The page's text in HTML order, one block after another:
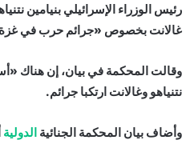
رئيس الوزراء الإسرائيلي بنيامين
غالانت بخصوص «جرائم حرب في
وقالت المحكمة في بيان، إن هناك
نتنياهو وغالانت ارتكبا جرائم.
وأضاف بيان المحكمة الجنائية الدولية